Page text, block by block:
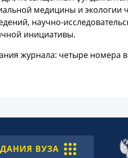
медицины и экологии
научно-
инициативы.
журнала: четыре номера в
ВУЗА